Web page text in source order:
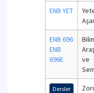
ENB YET
ENB 696
ENB
696E
ve
Dersler